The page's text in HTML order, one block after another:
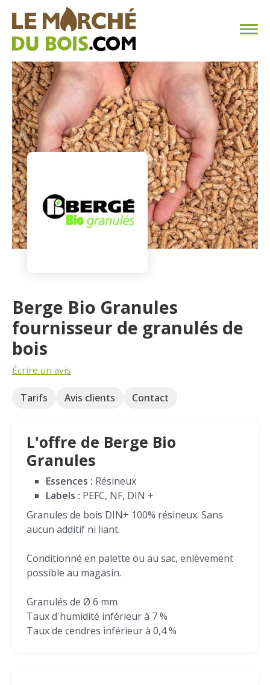
CHAUFFAGE AU BOIS
FAQ
CALCULER SA CONSOMMATION
TROUVER SON FOURNISSEUR
BLOG
ESPACE PRO
Berge Bio Granules
fournisseur de granulés de
bois
Écrire un avis
Tarifs Avis clients Contact
L'offre de Berge Bio
Granules
Essences : Résineux
Labels : PEFC, NF, DIN +
Granules de bois DIN+ 100% résineux. Sans
aucun additif ni liant.
Conditionné en palette ou au sac, enlèvement
possible au magasin.
Granulés de Ø 6 mm
Taux d'humidité inférieur à 7 %
Taux de cendres inférieur à 0,4 %